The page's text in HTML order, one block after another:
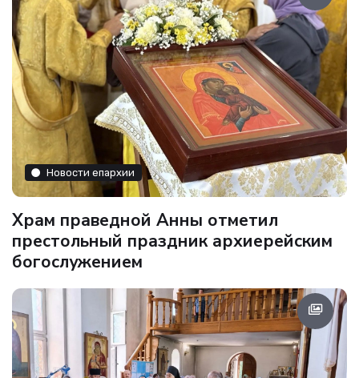
Новости епархии
Храм праведной Анны отметил
престольный праздник архиерейским
богослужением